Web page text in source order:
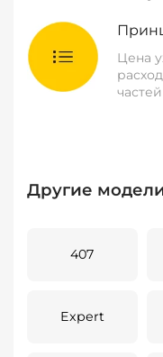
Цена
Другие
407
Expert